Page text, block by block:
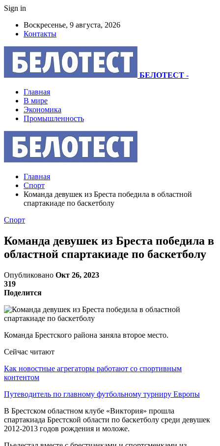
Sign in
Воскресенье, 9 августа, 2026
Контакты
БЕЛОТЕСТ -
Главная
В мире
Экономика
Промышленность
Главная
Спорт
Команда девушек из Бреста победила в областной
спартакиаде по баскетболу
Спорт
Команда девушек из Бреста победила в
областной спартакиаде по баскетболу
Опубликовано Окт 26, 2023
319
Поделится
Команда Брестского района заняла второе место.
Сейчас читают
Как новостные агрегаторы работают со спортивным
контентом
Путеводитель по главному футбольному турниру Европы
В Брестском областном клубе «Виктория» прошла
спартакиада Брестской области по баскетболу среди девушек
2012-2013 годов рождения и моложе.